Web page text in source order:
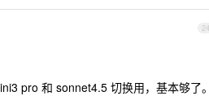
24
pro 和 sonnet4.5 切换用，基本够了。